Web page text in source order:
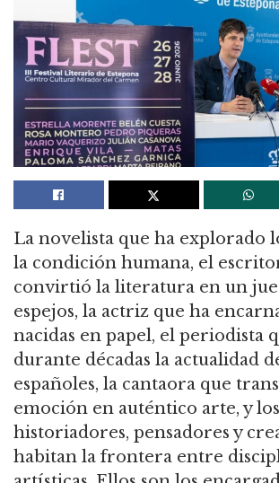
La novelista que ha explorado
la condición humana, el
convirtió la literatura en un
espejos, la actriz que ha
nacidas en papel, el periodista
durante décadas la actualidad
españoles, la cantaora que
emoción en auténtico arte, y
historiadores, pensadores y
habitan la frontera entre